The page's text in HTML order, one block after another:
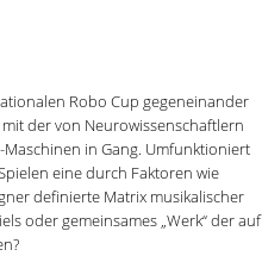
Robo Cup gegeneinander
der von Neurowissenschaftlern
in Gang. Umfunktioniert
eine durch Faktoren wie
definierte Matrix musikalischer
oder gemeinsames „Werk“ der auf